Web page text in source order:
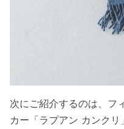
次にご紹介するのは、フ
カー「ラプアン カンク